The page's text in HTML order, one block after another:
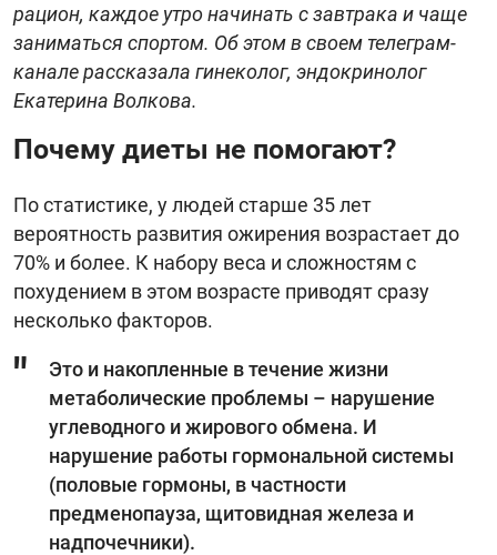
рацион, каждое утро начинать с завтрака и чаще
заниматься спортом. Об этом в своем телеграм-
канале рассказала гинеколог, эндокринолог
Екатерина Волкова.
Почему диеты не помогают?
По статистике, у людей старше 35 лет
вероятность развития ожирения возрастает до
70% и более. К набору веса и сложностям с
похудением в этом возрасте приводят сразу
несколько факторов.
Это и накопленные в течение жизни
метаболические проблемы – нарушение
углеводного и жирового обмена. И
нарушение работы гормональной системы
(половые гормоны, в частности
предменопауза, щитовидная железа и
надпочечники).